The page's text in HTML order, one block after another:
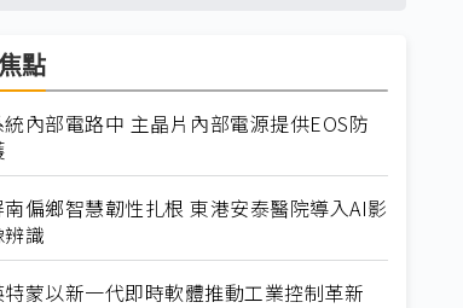
點
統內部電路中 主晶片內部電源提供EOS防
南偏鄉智慧韌性扎根 東港安泰醫院導入AI影
辨識
特蒙以新一代即時軟體推動工業控制革新